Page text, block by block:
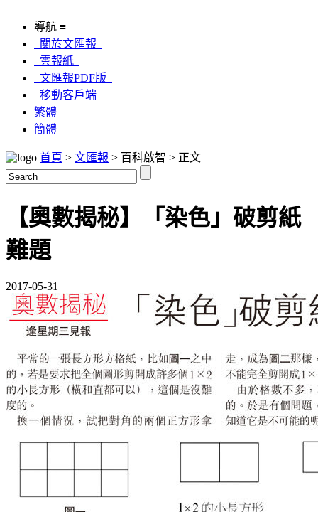
導航 ≡
關於文匯報
雲報紙
文匯報PDF版
移動客戶端
繁體
簡體
首頁 > 文匯報 > 百科啟智 > 正文
【奧數揭秘】「染色」破剪紙
難題
2017-05-31